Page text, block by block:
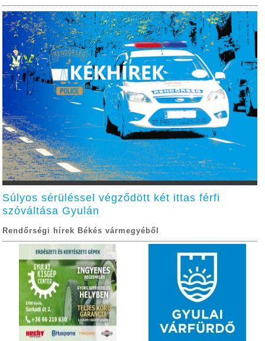
Súlyos sérüléssel végződött két ittas férfi
szóváltása Gyulán
Rendőrségi hírek Békés vármegyéből